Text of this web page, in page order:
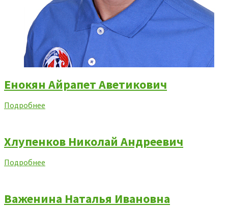
Енокян Айрапет Аветикович
Подробнее
Хлупенков Николай Андреевич
Подробнее
Важенина Наталья Ивановна